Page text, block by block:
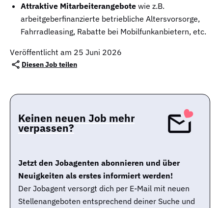
Attraktive Mitarbeiterangebote wie z.B.
arbeitgeberfinanzierte betriebliche Altersvorsorge,
Fahrradleasing, Rabatte bei Mobilfunkanbietern, etc.
Veröffentlicht am 25 Juni 2026
Diesen Job teilen
Keinen neuen Job mehr
verpassen?
Jetzt den Jobagenten abonnieren und über
Neuigkeiten als erstes informiert werden!
Der Jobagent versorgt dich per E-Mail mit neuen
Stellenangeboten entsprechend deiner Suche und